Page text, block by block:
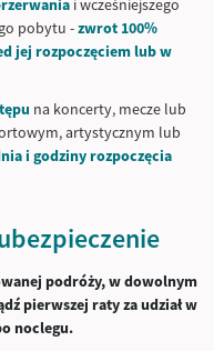
i wcześniejszego
pobytu -zwrot 100%
jej rozpoczęciem lub w
na koncerty, mecze lub
artystycznym lub
i godziny rozpoczęcia
podróży, w dowolnym
pierwszej raty za udział w
noclegu.